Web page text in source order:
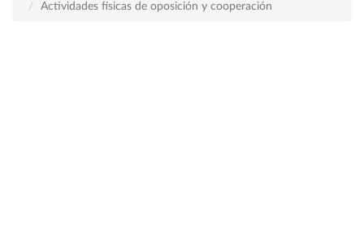
Actividades físicas de oposición y cooperación